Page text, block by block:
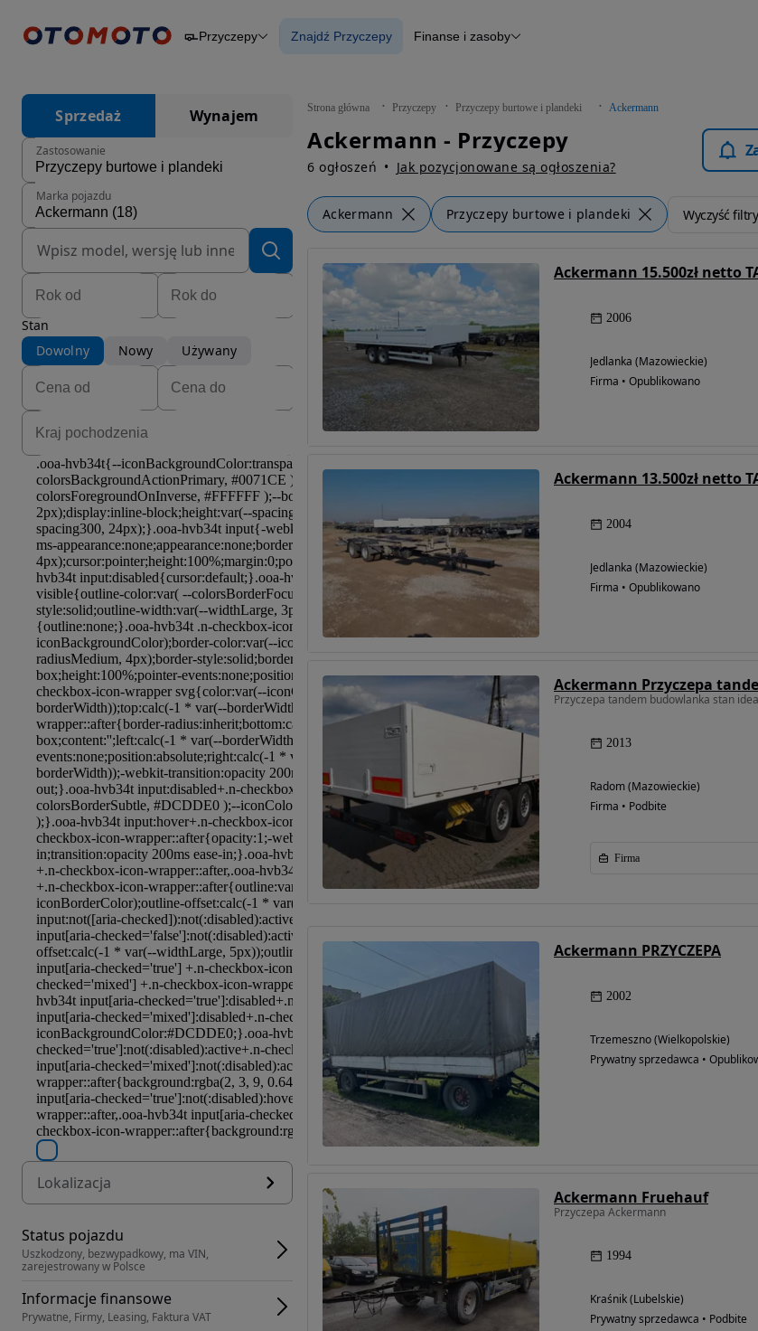
Osobowe
Przyczepy
Przyczepy Znajdź Przyczepy Finanse i zasoby
Strona główna Przyczepy Przyczepy burtowe i plandeki Ackermann
Ackermann - Przyczepy
6 ogłoszeń Jak pozycjonowane są ogłoszenia?
Ackermann Przyczepy burtowe i plandeki Wyczyść filtry
Sprzedaż Wynajem
Zastosowanie
Marka pojazdu
Stan
Dowolny
Nowy Używany
finansowania
Lokalizacja
Status pojazdu
Uszkodzony, bezwypadkowy, ma VIN,
zarejestrowany w Polsce
Informacje finansowe
Prywatne, Firmy, Leasing, Faktura VAT
2006
Jedlanka (Mazowieckie)
Firma • Opublikowano
2004
Jedlanka (Mazowieckie)
Firma • Opublikowano
Przyczepa tandem budowlanka stan
2013
Radom (Mazowieckie)
Firma • Podbite
Firma
Ackermann PRZYCZEPA
2002
Trzemeszno (Wielkopolskie)
Prywatny sprzedawca •
Ackermann Fruehauf
Przyczepa Ackermann
1994
Kraśnik (Lubelskie)
Prywatny sprzedawca • Podbite